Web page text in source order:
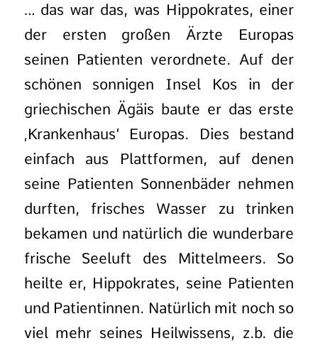
… das war das, was Hippokrates, einer
der ersten großen Ärzte Europas
seinen Patienten verordnete. Auf der
schönen sonnigen Insel Kos in der
griechischen Ägäis baute er das erste
‚Krankenhaus‘ Europas. Dies bestand
einfach aus Plattformen, auf denen
seine Patienten Sonnenbäder nehmen
durften, frisches Wasser zu trinken
bekamen und natürlich die wunderbare
frische Seeluft des Mittelmeers. So
heilte er, Hippokrates, seine Patienten
und Patientinnen. Natürlich mit noch so
viel mehr seines Heilwissens, z.b. die